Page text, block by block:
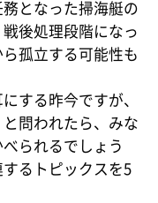
となった掃海艇の
後処理段階になっ
孤立する可能性も
する昨今ですが、
問われたら、みな
られるでしょう
るトピックスを5